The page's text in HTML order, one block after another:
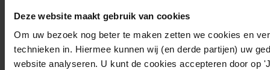
Deze website maakt gebruik van cookies
Om uw bezoek nog beter te maken zetten we cookies en
technieken in. Hiermee kunnen wij (en derde partijen) uw
website analyseren. U kunt de cookies accepteren door op
koggenland rijksweg
a7 17